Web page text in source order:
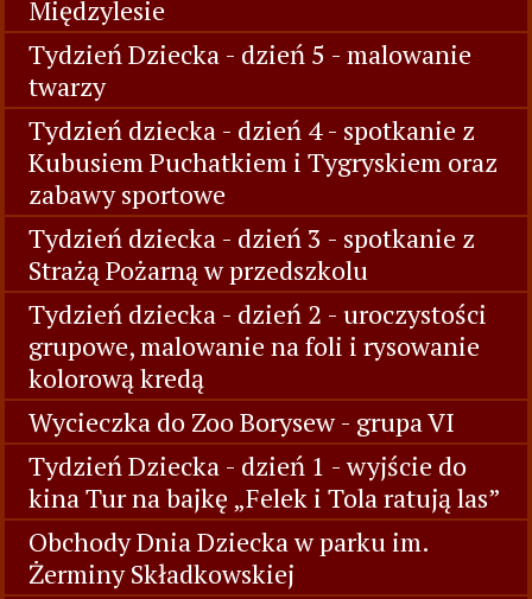
Międzylesie
Tydzień Dziecka - dzień 5 - malowanie
twarzy
Tydzień dziecka - dzień 4 - spotkanie z
Kubusiem Puchatkiem i Tygryskiem oraz
zabawy sportowe
Tydzień dziecka - dzień 3 - spotkanie z
Strażą Pożarną w przedszkolu
Tydzień dziecka - dzień 2 - uroczystości
grupowe, malowanie na foli i rysowanie
kolorową kredą
Wycieczka do Zoo Borysew - grupa VI
Tydzień Dziecka - dzień 1 - wyjście do
kina Tur na bajkę „Felek i Tola ratują las”
Obchody Dnia Dziecka w parku im.
Żerminy Składkowskiej